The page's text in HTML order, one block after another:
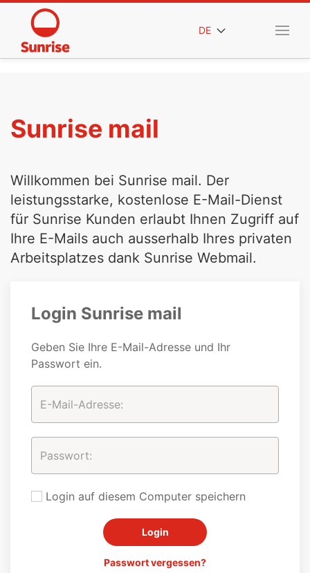
DE
Sunrise mail
Willkommen bei Sunrise mail. Der
leistungsstarke, kostenlose E-Mail-Dienst
für Sunrise Kunden erlaubt Ihnen Zugriff auf
Ihre E-Mails auch ausserhalb Ihres privaten
Arbeitsplatzes dank Sunrise Webmail.
Login Sunrise mail
Geben Sie Ihre E-Mail-Adresse und Ihr
Passwort ein.
Login auf diesem Computer speichern
Passwort vergessen?